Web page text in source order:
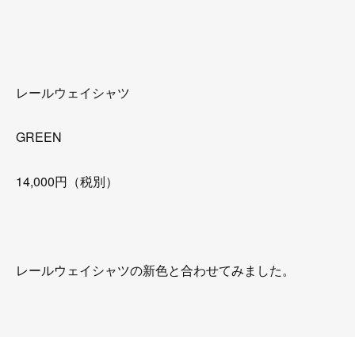
レールウェイシャツ
GREEN
14,000円（税別）
レールウェイシャツの新色と合わせてみました。